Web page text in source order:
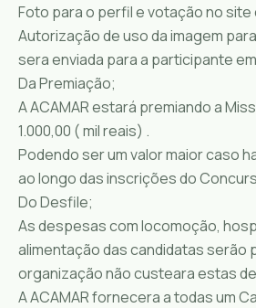
Foto para o perfil e votação no site
Autorização de uso da imagem
sera enviada para a participante
Da Premiação;
A ACAMAR estará premiando a
1.000,00 ( mil reais) .
Podendo ser um valor maior caso
ao longo das inscrições do
Do Desfile;
As despesas com locomoção,
alimentação das candidatas serão
organização não custeara estas
A ACAMAR fornecera a todas um